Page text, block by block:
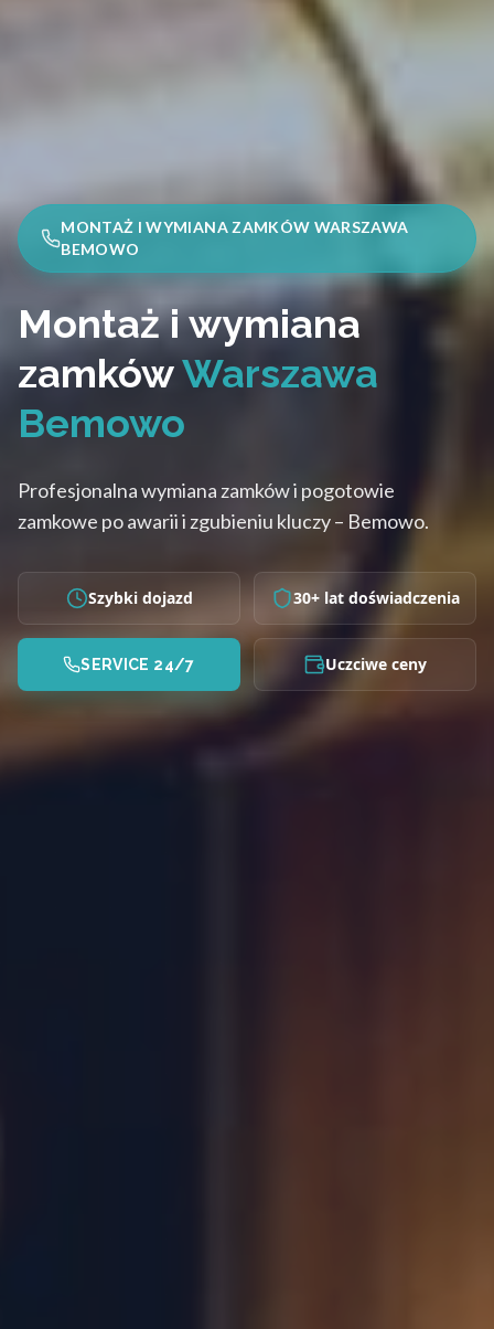
MONTAŻ I WYMIANA ZAMKÓW WARSZAWA
BEMOWO
Montaż i wymiana
zamkówWarszawa
Bemowo
Profesjonalna wymiana zamków i pogotowie
zamkowe po awarii i zgubieniu kluczy – Bemowo.
Szybki dojazd 30+ lat doświadczenia
SERVICE 24/7 Uczciwe ceny